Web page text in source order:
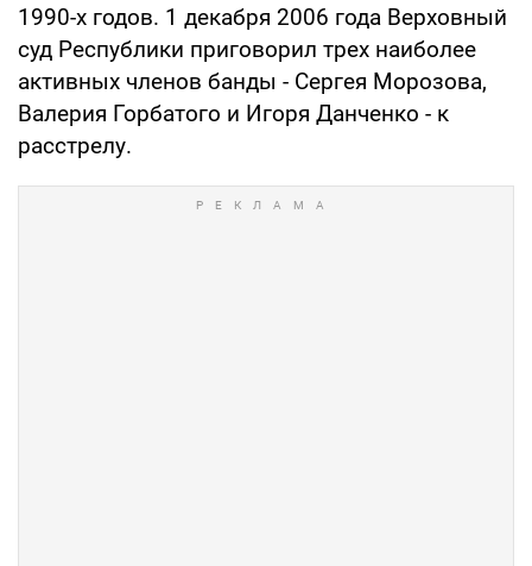
1990-х годов. 1 декабря 2006 года Верховный
суд Республики приговорил трех наиболее
активных членов банды - Сергея Морозова,
Валерия Горбатого и Игоря Данченко - к
расстрелу.